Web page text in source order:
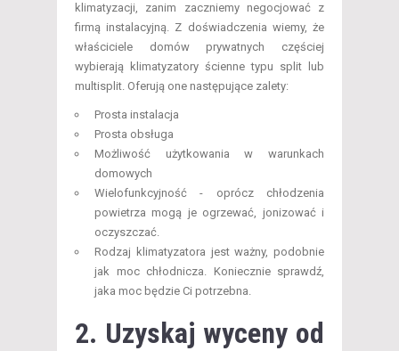
klimatyzacji, zanim zaczniemy negocjować z
firmą instalacyjną. Z doświadczenia wiemy, że
właściciele domów prywatnych częściej
wybierają klimatyzatory ścienne typu split lub
multisplit. Oferują one następujące zalety:
Prosta instalacja
Prosta obsługa
Możliwość użytkowania w warunkach
domowych
Wielofunkcyjność - oprócz chłodzenia
powietrza mogą je ogrzewać, jonizować i
oczyszczać.
Rodzaj klimatyzatora jest ważny, podobnie
jak moc chłodnicza. Koniecznie sprawdź,
jaka moc będzie Ci potrzebna.
2. Uzyskaj wyceny od